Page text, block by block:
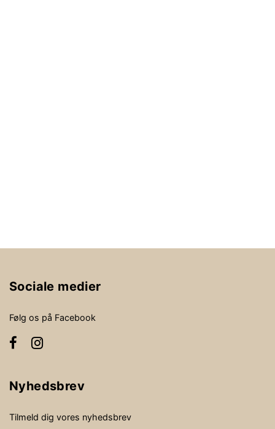
Sociale medier
Følg os på Facebook
Nyhedsbrev
Tilmeld dig vores nyhedsbrev